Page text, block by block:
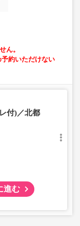
ん。
約いただけない
付)／北都
進む